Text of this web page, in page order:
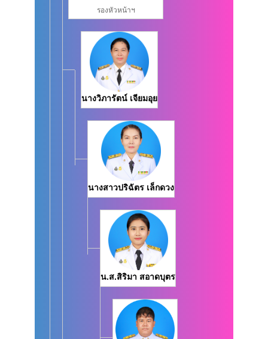
รองหัวหน้าฯ
นางวิภารัตน์ เจียมอุย
นางสาวปริฉัตร เล็กดวง
น.ส.สิริมา สอาดบุตร